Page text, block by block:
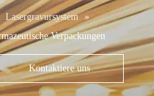
Lasergravursystem »
Verpackungen
Kontaktiere uns